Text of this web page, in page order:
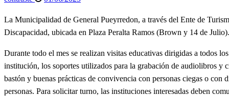
La Municipalidad de General Pueyrredon, a través del Ente de
Discapacidad, ubicada en Plaza Peralta Ramos (Brown y 14 de Julio).
Durante todo el mes se realizan visitas educativas dirigidas a todos
institución, los soportes utilizados para la grabación de audiolibros y
bastón y buenas prácticas de convivencia con personas ciegas o
personas. Para solicitar turno, las instituciones interesadas deben